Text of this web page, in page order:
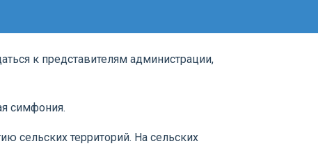
к представителям администрации,
симфония.
сельских территорий. На сельских